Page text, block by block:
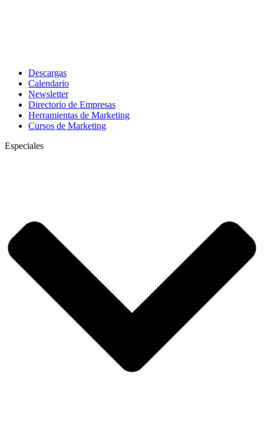
Descargas
Calendario
Newsletter
Directorio de Empresas
Herramientas de Marketing
Cursos de Marketing
Especiales